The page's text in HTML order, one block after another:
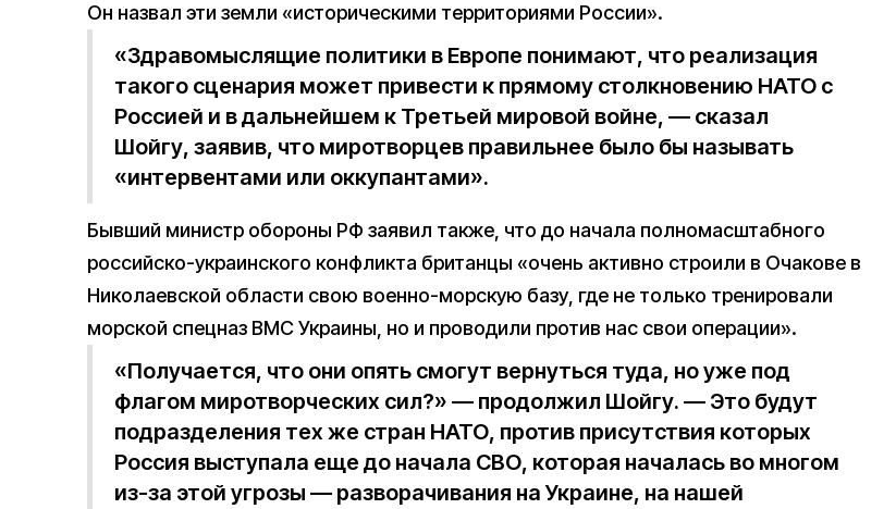
Он назвал эти земли «историческими территориями России».
«Здравомыслящие политики в Европе понимают, что реализация
такого сценария может привести к прямому столкновению НАТО с
Россией и в дальнейшем к Третьей мировой войне, — сказал
Шойгу, заявив, что миротворцев правильнее было бы называть
«интервентами или оккупантами».
Бывший министр обороны РФ заявил также, что до начала полномасштабного
российско-украинского конфликта британцы «очень активно строили в Очакове в
Николаевской области свою военно-морскую базу, где не только тренировали
морской спецназ ВМС Украины, но и проводили против нас свои операции».
«Получается, что они опять смогут вернуться туда, но уже под
флагом миротворческих сил?» — продолжил Шойгу. — Это будут
подразделения тех же стран НАТО, против присутствия которых
Россия выступала еще до начала СВО, которая началась во многом
из-за этой угрозы — разворачивания на Украине, на нашей